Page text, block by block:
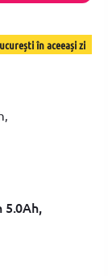
în aceeași zi
5.0Ah,